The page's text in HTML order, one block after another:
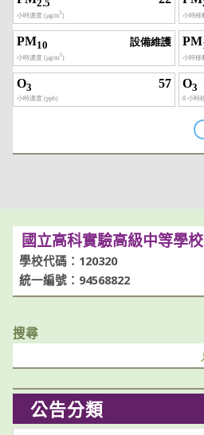
國立高科實驗高級中等學校
學校代碼：120320
統一編號：94568822
搜尋
公告分類